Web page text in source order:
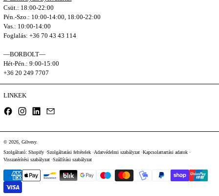
Csüt.: 18:00-22:00
Pén.-Szo.: 10:00-14:00, 18:00-22:00
Vas.: 10:00-14:00
Foglalás: +36 70 43 43 114
—BORBOLT—
Hét-Pén.: 9:00-15:00
+36 20 249 7707
LINKEK
FacebookInstagramLinkedIn
© 2026, Gilvesy.
Szolgáltató: Shopify Szolgáltatási feltételek Adatvédelmi szabályzat Kapcsolattartási adatok
Visszatérítési szabályzat Szállítási szabályzat
Fizetési módok